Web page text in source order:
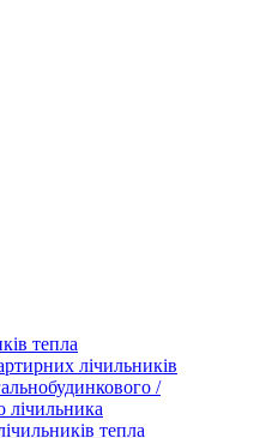
тепла
лічильників
/
лічильника
тепла